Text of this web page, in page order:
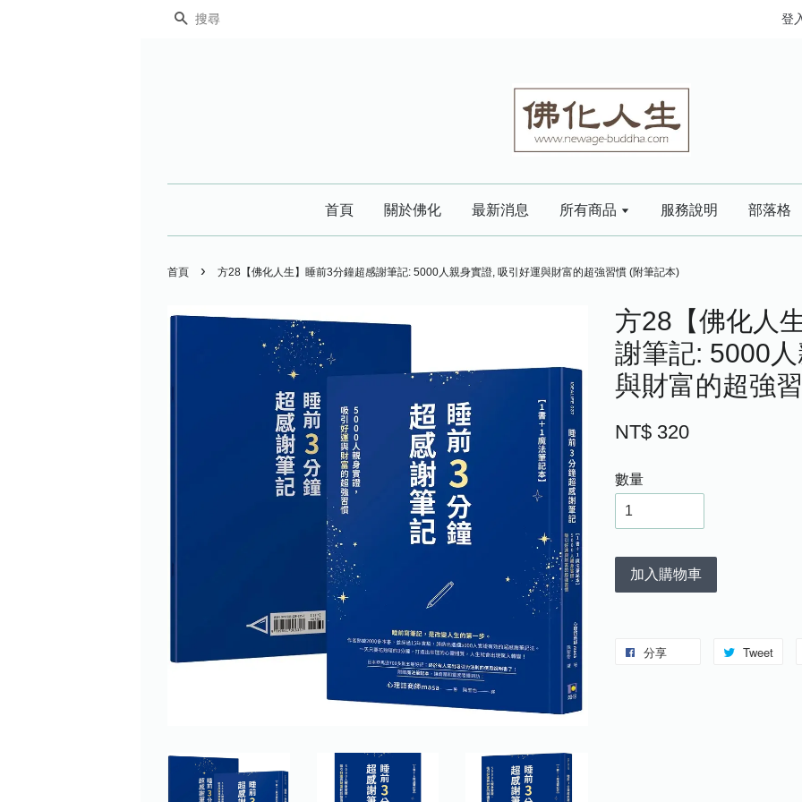
搜尋 登
首頁 關於佛化 最新消息 所有商品 服務說明 部落格
首頁 › 方28【佛化人生】睡前3分鐘超感謝筆記: 5000人親身實證, 吸引好運與財富的超強習慣 (附筆記本)
方28【佛化人
謝筆記: 5000
與財富的超強
NT$ 320
數量
加入購物車
分享 Tweet